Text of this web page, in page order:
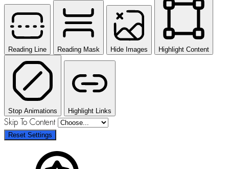
Reading Line Reading Mask Hide Images Highlight Content
Stop Animations Highlight Links
Skip To Content
Reset Settings